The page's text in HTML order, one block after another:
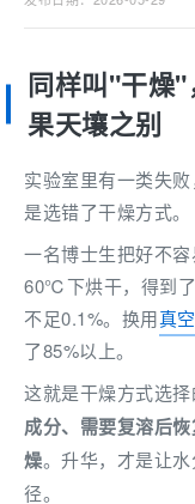
同样叫"干燥"
果天壤之别
实验室里有一类失
是选错了干燥方式。
一名博士生把好不
60℃下烘干，得到
不足0.1%。换用真
了85%以上。
这就是干燥方式选择
成分、需要复溶后
燥。升华，才是让
径。